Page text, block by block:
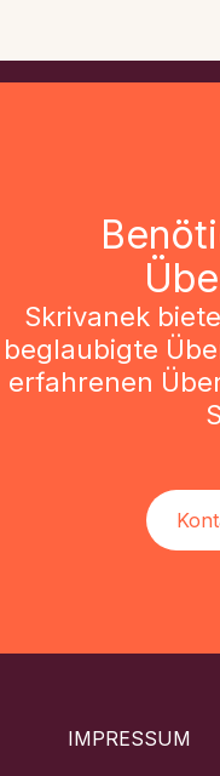
Skrivanek
beglaubigte
erfahrenen
IMPRESSUM